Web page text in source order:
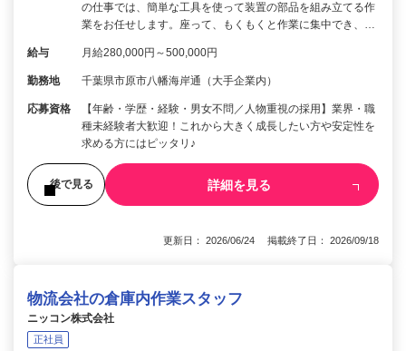
の仕事では、簡単な工具を使って装置の部品を組み立てる作
業をお任せします。座って、もくもくと作業に集中でき、…
給与 月給280,000円～500,000円
勤務地 千葉県市原市八幡海岸通（大手企業内）
応募資格
【年齢・学歴・経験・男女不問／人物重視の採用】業界・職
種未経験者大歓迎！これから大きく成長したい方や安定性を
求める方にはピッタリ♪
後で見る 詳細を見る
更新日： 2026/06/24 掲載終了日： 2026/09/18
物流会社の倉庫内作業スタッフ
ニッコン株式会社
正社員